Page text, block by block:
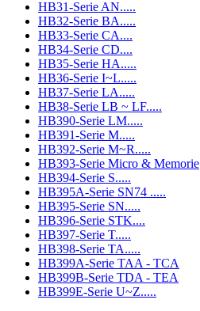
HB31-Serie AN.....
HB32-Serie BA.....
HB33-Serie CA....
HB34-Serie CD....
HB35-Serie HA.....
HB36-Serie I~L.....
HB37-Serie LA.....
HB38-Serie LB ~ LF.....
HB390-Serie LM.....
HB391-Serie M.....
HB392-Serie M~R.....
HB393-Serie Micro & Memorie
HB394-Serie S.....
HB395A-Serie SN74 .....
HB395-Serie SN.....
HB396-Serie STK....
HB397-Serie T.....
HB398-Serie TA.....
HB399A-Serie TAA - TCA
HB399B-Serie TDA - TEA
HB399E-Serie U~Z.....